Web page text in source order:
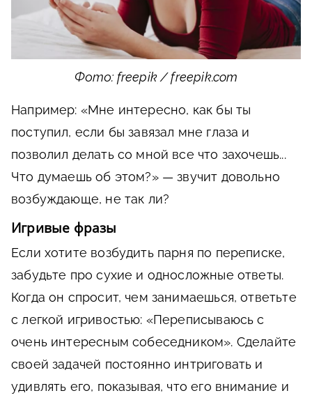
Фото: freepik / freepik.com
Например: «Мне интересно, как бы ты
поступил, если бы завязал мне глаза и
позволил делать со мной все что захочешь...
Что думаешь об этом?» — звучит довольно
возбуждающе, не так ли?
Игривые фразы
Если хотите возбудить парня по переписке,
забудьте про сухие и односложные ответы.
Когда он спросит, чем занимаешься, ответьте
с легкой игривостью: «Переписываюсь с
очень интересным собеседником». Сделайте
своей задачей постоянно интриговать и
удивлять его, показывая, что его внимание и